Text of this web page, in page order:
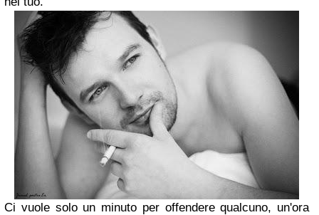
Ci vuole solo un minuto per offendere qualcuno, un'ora